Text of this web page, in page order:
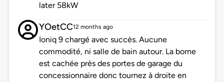
later 58kW
YOetCC12 months ago
Ioniq 9 chargé avec succès. Aucune
commodité, ni salle de bain autour. La borne
est cachée près des portes de garage du
concessionnaire donc tournez à droite en